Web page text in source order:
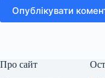
Опублікувати
Про сайт